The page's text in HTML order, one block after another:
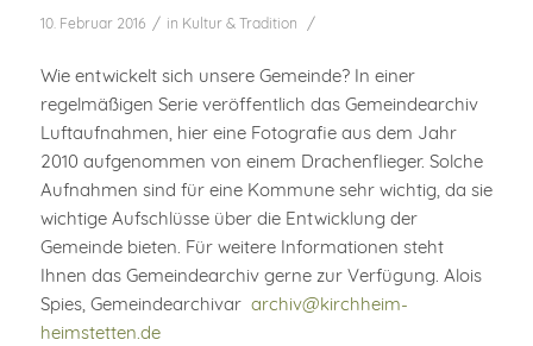
10. Februar 2016 / in Kultur & Tradition /
Wie entwickelt sich unsere Gemeinde? In einer
regelmäßigen Serie veröffentlich das Gemeindearchiv
Luftaufnahmen, hier eine Fotografie aus dem Jahr
2010 aufgenommen von einem Drachenflieger. Solche
Aufnahmen sind für eine Kommune sehr wichtig, da sie
wichtige Aufschlüsse über die Entwicklung der
Gemeinde bieten. Für weitere Informationen steht
Ihnen das Gemeindearchiv gerne zur Verfügung. Alois
Spies, Gemeindearchivar archiv@kirchheim-
heimstetten.de